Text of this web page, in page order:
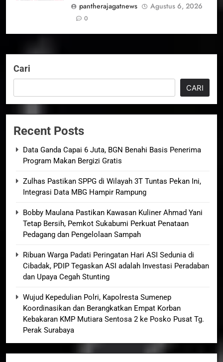
pantherajagatnews
Agustus 6, 2026
0
Cari
CARI
Recent Posts
Data Ganda Capai 6 Juta, BGN Benahi Basis Penerima
Program Makan Bergizi Gratis
Zulhas Pastikan SPPG di Wilayah 3T Tuntas Pekan Ini,
Integrasi Data MBG Hampir Rampung
Bobby Maulana Pastikan Kawasan Kuliner Ahmad Yani
Tetap Bersih, Pemkot Sukabumi Perkuat Penataan
Pedagang dan Pengelolaan Sampah
Ribuan Warga Padati Peringatan Hari ASI Sedunia di
Cibadak, PDIP Tegaskan ASI adalah Investasi Peradaban
dan Upaya Cegah Stunting
Wujud Kepedulian Polri, Kapolresta Sumenep
Koordinasikan dan Berangkatkan Empat Korban
Kebakaran KMP Mutiara Sentosa 2 ke Posko Pusat Tg.
Perak Surabaya